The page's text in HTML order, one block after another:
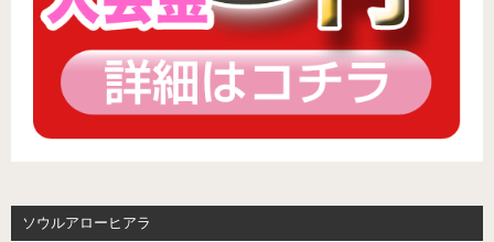
ソウルアローヒアラ